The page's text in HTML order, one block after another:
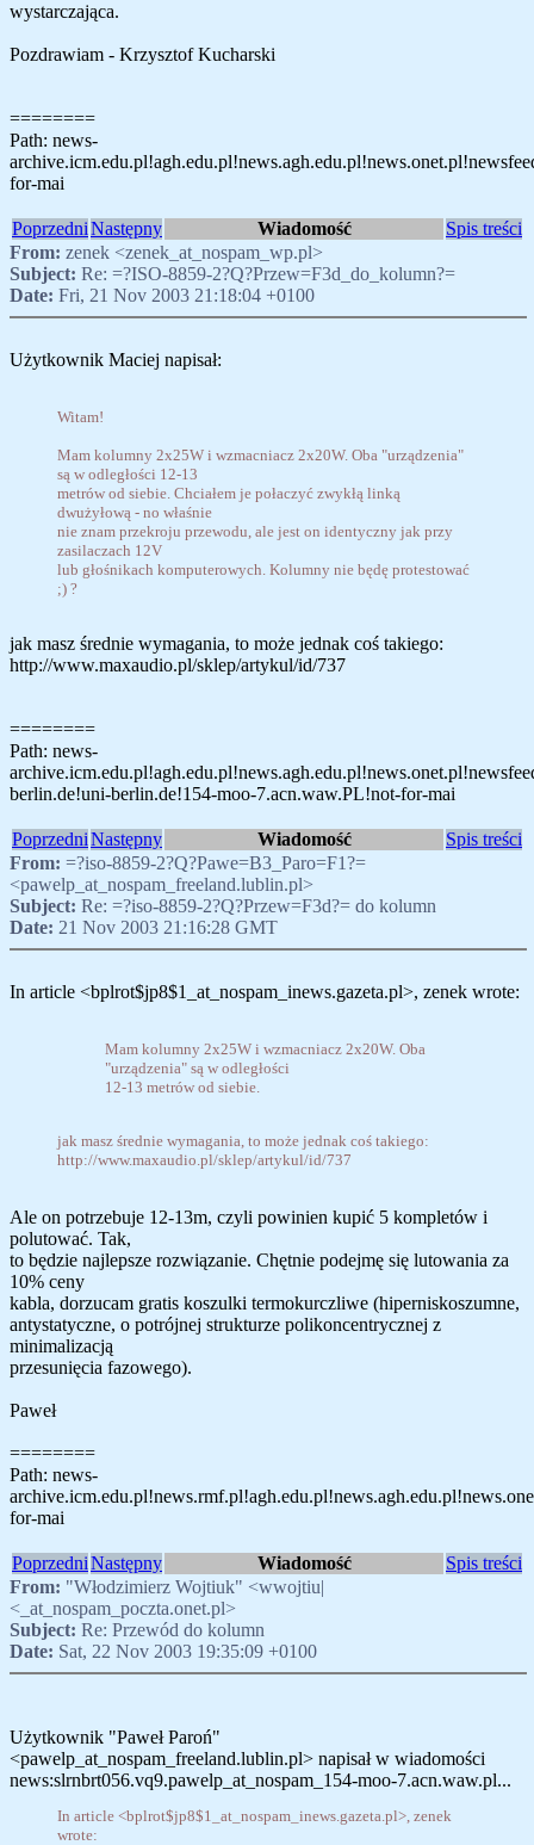
wystarczająca.
Pozdrawiam - Krzysztof Kucharski
========
Path: news-
for-mai
PoprzedniNastępny Wiadomość
Spis treści
From: zenek <zenek_at_nospam_wp.pl>
Subject: Re: =?ISO-8859-2?Q?Przew=F3d_do_kolumn?=
Date: Fri, 21 Nov 2003 21:18:04 +0100
Użytkownik Maciej napisał:
Witam!
Mam kolumny 2x25W i wzmacniacz 2x20W. Oba "urządzenia"
są w odległości 12-13
metrów od siebie. Chciałem je połaczyć zwykłą linką
dwużyłową - no właśnie
nie znam przekroju przewodu, ale jest on identyczny jak przy
zasilaczach 12V
lub głośnikach komputerowych. Kolumny nie będę protestować
;) ?
jak masz średnie wymagania, to może jednak coś takiego:
http://www.maxaudio.pl/sklep/artykul/id/737
========
Path: news-
berlin.de!uni-berlin.de!154-moo-7.acn.waw.PL!not-for-mai
PoprzedniNastępny Wiadomość
Spis treści
From: =?iso-8859-2?Q?Pawe=B3_Paro=F1?=
<pawelp_at_nospam_freeland.lublin.pl>
Subject: Re: =?iso-8859-2?Q?Przew=F3d?= do kolumn
Date: 21 Nov 2003 21:16:28 GMT
In article <bplrot$jp8$1_at_nospam_inews.gazeta.pl>, zenek wrote:
Mam kolumny 2x25W i wzmacniacz 2x20W. Oba
"urządzenia" są w odległości
12-13 metrów od siebie.
jak masz średnie wymagania, to może jednak coś takiego:
http://www.maxaudio.pl/sklep/artykul/id/737
Ale on potrzebuje 12-13m, czyli powinien kupić 5 kompletów i
polutować. Tak,
to będzie najlepsze rozwiązanie. Chętnie podejmę się lutowania za
10% ceny
kabla, dorzucam gratis koszulki termokurczliwe (hiperniskoszumne,
antystatyczne, o potrójnej strukturze polikoncentrycznej z
minimalizacją
przesunięcia fazowego).
Paweł
========
Path: news-
for-mai
PoprzedniNastępny Wiadomość
Spis treści
From: "Włodzimierz Wojtiuk" <wwojtiu|
<_at_nospam_poczta.onet.pl>
Subject: Re: Przewód do kolumn
Date: Sat, 22 Nov 2003 19:35:09 +0100
Użytkownik "Paweł Paroń"
<pawelp_at_nospam_freeland.lublin.pl> napisał w wiadomości
news:slrnbrt056.vq9.pawelp_at_nospam_154-moo-7.acn.waw.pl...
In article <bplrot$jp8$1_at_nospam_inews.gazeta.pl>, zenek
wrote: